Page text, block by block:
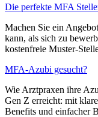
Die perfekte MFA
Machen Sie ein
kann, als sich zu
kostenfreie Muster-
MFA-Azubi gesucht?
Wie Arztpraxen ihre
Gen Z erreicht: mit
Benefits und einfacher